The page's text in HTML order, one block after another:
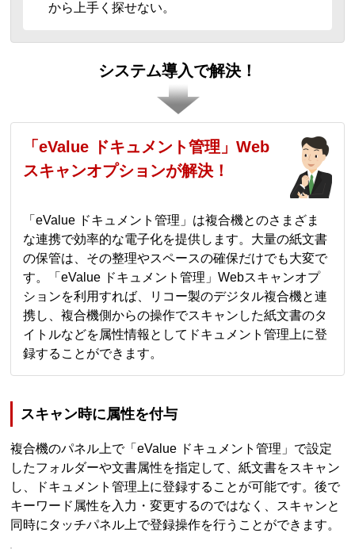
から上手く探せない。
システム導入で解決！
「eValue ドキュメント管理」Web
スキャンオプションが解決！
「eValue ドキュメント管理」は複合機とのさまざま
な連携で効率的な電子化を提供します。大量の紙文書
の保管は、その整理やスペースの確保だけでも大変で
す。「eValue ドキュメント管理」Webスキャンオプ
ションを利用すれば、リコー製のデジタル複合機と連
携し、複合機側からの操作でスキャンした紙文書のタ
イトルなどを属性情報としてドキュメント管理上に登
録することができます。
スキャン時に属性を付与
複合機のパネル上で「eValue ドキュメント管理」で設定
したフォルダーや文書属性を指定して、紙文書をスキャン
し、ドキュメント管理上に登録することが可能です。後で
キーワード属性を入力・変更するのではなく、スキャンと
同時にタッチパネル上で登録操作を行うことができます。